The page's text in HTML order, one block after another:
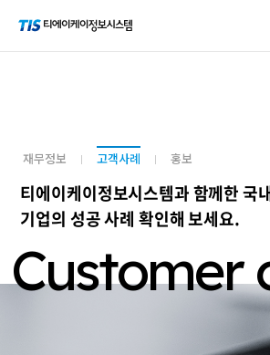
재무정보 고객사례 홍보
티에이케이정보시스템과 함께한 국
기업의 성공 사례 확인해 보세요.
Customer